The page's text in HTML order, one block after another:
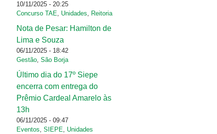
10/11/2025 - 20:25
Concurso TAE, Unidades, Reitoria
Nota de Pesar: Hamilton de
Lima e Souza
06/11/2025 - 18:42
Gestão, São Borja
Último dia do 17º Siepe
encerra com entrega do
Prêmio Cardeal Amarelo às
13h
06/11/2025 - 09:47
Eventos, SIEPE, Unidades